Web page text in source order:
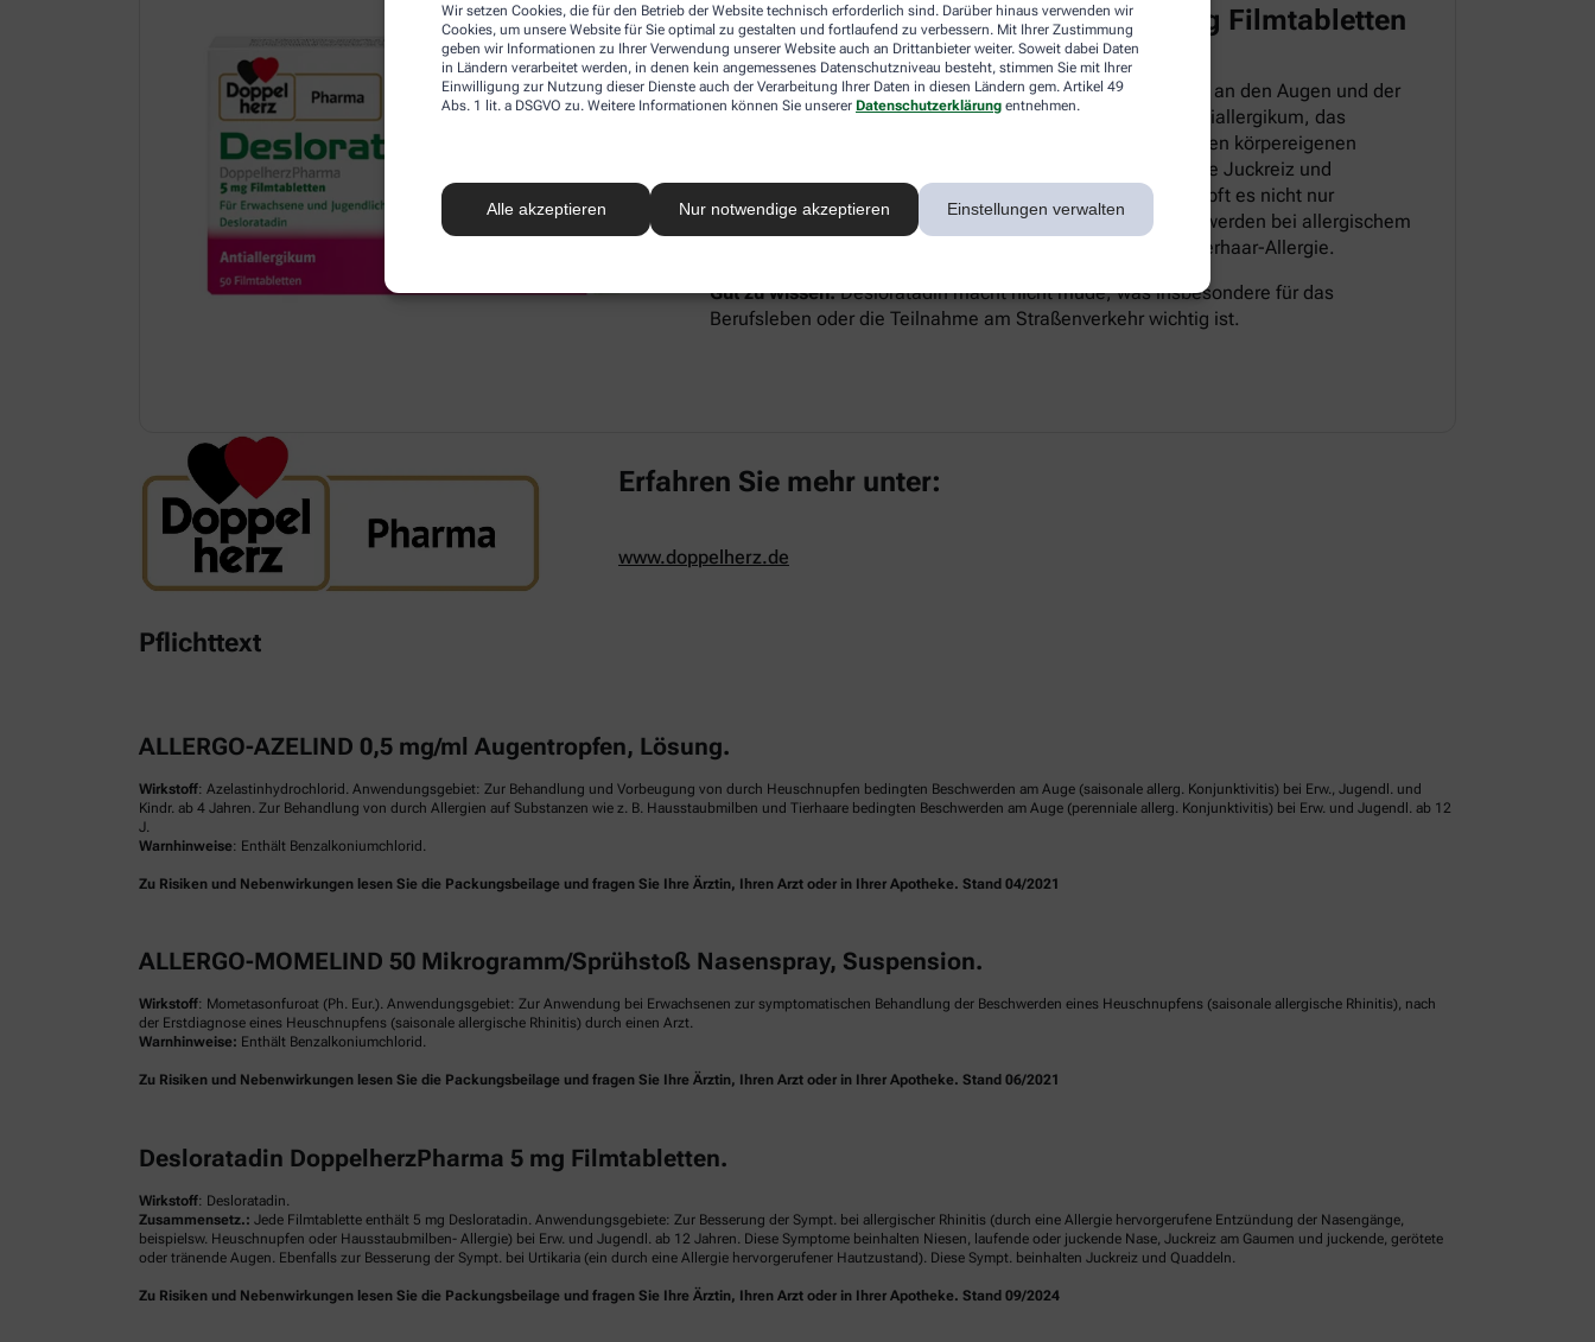
Wir setzen Cookies, die für den Betrieb der Website technisch erforderlich sind. Darüber hinaus verwenden wir
Cookies, um unsere Website für Sie optimal zu gestalten und fortlaufend zu verbessern. Mit Ihrer Zustimmung
geben wir Informationen zu Ihrer Verwendung unserer Website auch an Drittanbieter weiter. Soweit dabei Daten
in Ländern verarbeitet werden, in denen kein angemessenes Datenschutzniveau besteht, stimmen Sie mit Ihrer
Einwilligung zur Nutzung dieser Dienste auch der Verarbeitung Ihrer Daten in diesen Ländern gem. Artikel 49
Abs. 1 lit. a DSGVO zu. Weitere Informationen können Sie unserer Datenschutzerklärung entnehmen.
Alle akzeptieren Nur notwendige akzeptieren Einstellungen verwalten
Desloratadin DoppelherzPharma 5 mg Filmtabletten
Neben den beiden lokal wirkenden Arzneimitteln, die direkt an den Augen und der
Nase für Linderung sorgen, gibt es mit Desloratadin ein Antiallergikum, das
systemisch – also im ganzen Körper – aktiv ist. Es hemmt den körpereigenen
Botenstoff Histamin, der für allergie-typische Symptome wie Juckreiz und
Schwellungen verantwortlich ist. Aus diesem Grund bekämpft es nicht nur
Heuschnupfen-Symptome, sondern lindert auch die Beschwerden bei allergischem
Hautausschlag (Urtikaria), und Hausstaubmilben- sowie Tierhaar-Allergie.
Gut zu wissen:Desloratadin macht nicht müde, was insbesondere für das
Berufsleben oder die Teilnahme am Straßenverkehr wichtig ist.
Erfahren Sie mehr unter:
www.doppelherz.de
Pflichttext
ALLERGO-AZELIND 0,5 mg/ml Augentropfen, Lösung.
Wirkstoff: Azelastinhydrochlorid. Anwendungsgebiet: Zur Behandlung und Vorbeugung von durch Heuschnupfen bedingten Beschwerden am Auge (saisonale allerg. Konjunktivitis) bei Erw., Jugendl. und
Kindr. ab 4 Jahren. Zur Behandlung von durch Allergien auf Substanzen wie z. B. Hausstaubmilben und Tierhaare bedingten Beschwerden am Auge (perenniale allerg. Konjunktivitis) bei Erw. und Jugendl. ab 12
J.
Warnhinweise: Enthält Benzalkoniumchlorid.
Zu Risiken und Nebenwirkungen lesen Sie die Packungsbeilage und fragen Sie Ihre Ärztin, Ihren Arzt oder in Ihrer Apotheke. Stand 04/2021
ALLERGO-MOMELIND 50 Mikrogramm/Sprühstoß Nasenspray, Suspension.
Wirkstoff: Mometasonfuroat (Ph. Eur.). Anwendungsgebiet: Zur Anwendung bei Erwachsenen zur symptomatischen Behandlung der Beschwerden eines Heuschnupfens (saisonale allergische Rhinitis), nach
der Erstdiagnose eines Heuschnupfens (saisonale allergische Rhinitis) durch einen Arzt.
Warnhinweise: Enthält Benzalkoniumchlorid.
Zu Risiken und Nebenwirkungen lesen Sie die Packungsbeilage und fragen Sie Ihre Ärztin, Ihren Arzt oder in Ihrer Apotheke. Stand 06/2021
Desloratadin DoppelherzPharma 5 mg Filmtabletten.
Wirkstoff: Desloratadin.
Zusammensetz.: Jede Filmtablette enthält 5 mg Desloratadin. Anwendungsgebiete: Zur Besserung der Sympt. bei allergischer Rhinitis (durch eine Allergie hervorgerufene Entzündung der Nasengänge,
beispielsw. Heuschnupfen oder Hausstaubmilben- Allergie) bei Erw. und Jugendl. ab 12 Jahren. Diese Symptome beinhalten Niesen, laufende oder juckende Nase, Juckreiz am Gaumen und juckende, gerötete
oder tränende Augen. Ebenfalls zur Besserung der Sympt. bei Urtikaria (ein durch eine Allergie hervorgerufener Hautzustand). Diese Sympt. beinhalten Juckreiz und Quaddeln.
Zu Risiken und Nebenwirkungen lesen Sie die Packungsbeilage und fragen Sie Ihre Ärztin, Ihren Arzt oder in Ihrer Apotheke. Stand 09/2024